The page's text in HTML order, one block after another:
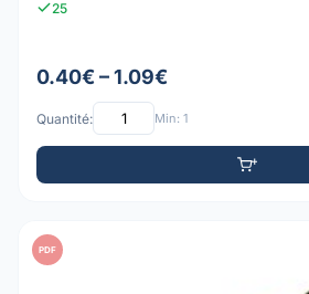
25
0.40€ – 1.09€
Quantité: Min: 1
PDF